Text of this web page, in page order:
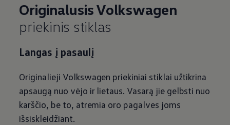
OriginalusisVolkswagen
priekinis stiklas
Langas į pasaulį
Originalieji Volkswagen priekiniai stiklai užtikrina
apsaugą nuo vėjo ir lietaus. Vasarą jie gelbsti nuo
karščio, be to, atremia oro pagalves joms
išsiskleidžiant.